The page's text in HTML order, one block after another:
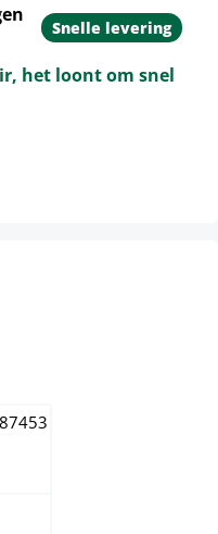
Snelle levering
het loont om snel